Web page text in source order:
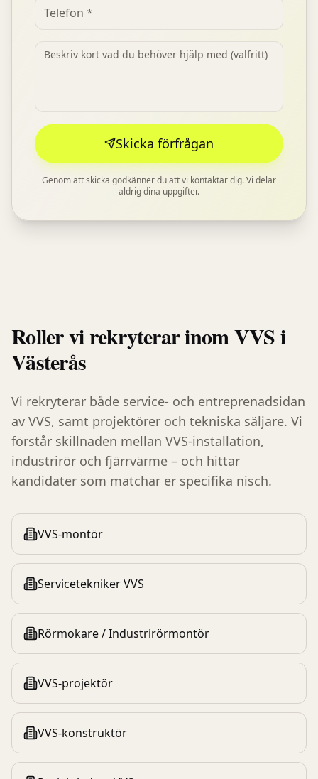
Skicka förfrågan
Genom att skicka godkänner du att vi kontaktar dig. Vi delar
aldrig dina uppgifter.
Roller vi rekryterar inomVVSi
Västerås
Vi rekryterar både service- och entreprenadsidan
av VVS, samt projektörer och tekniska säljare. Vi
förstår skillnaden mellan VVS-installation,
industrirör och fjärrvärme – och hittar
kandidater som matchar er specifika nisch.
VVS-montör
Servicetekniker VVS
Rörmokare / Industrirörmontör
VVS-projektör
VVS-konstruktör